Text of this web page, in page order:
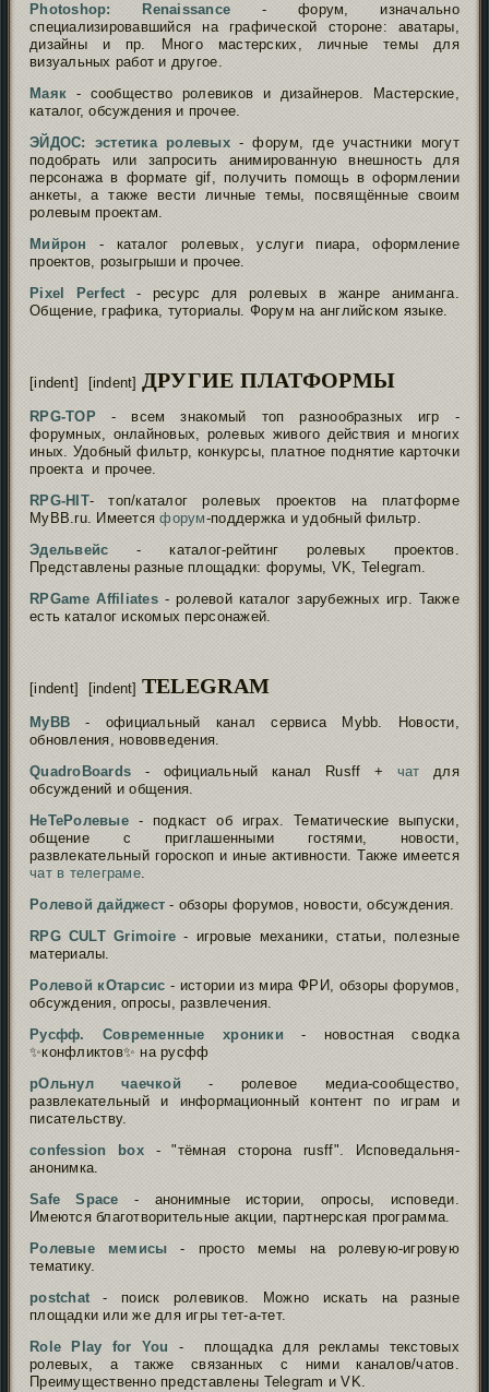
Photoshop: Renaissance - форум, изначально
специализировавшийся на графической стороне: аватары,
дизайны и пр. Много мастерских, личные темы для
визуальных работ и другое.
Маяк - сообщество ролевиков и дизайнеров. Мастерские,
каталог, обсуждения и прочее.
ЭЙДОС: эстетика ролевых- форум, где участники могут
подобрать или запросить анимированную внешность для
персонажа в формате gif, получить помощь в оформлении
анкеты, а также вести личные темы, посвящённые своим
ролевым проектам.
Мийрон
- каталог ролевых, услуги пиара, оформление
проектов, розыгрыши и прочее.
Pixel Perfect- ресурс для ролевых в жанре аниманга.
Общение, графика, туториалы. Форум на английском языке.
[indent] [indent] ДРУГИЕ ПЛАТФОРМЫ
RPG-TOP- всем знакомый топ разнообразных игр -
форумных, онлайновых, ролевых живого действия и многих
иных. Удобный фильтр, конкурсы, платное поднятие карточки
проекта и прочее.
RPG-HIT- топ/каталог ролевых проектов на платформе
MyBB.ru. Имеетсяфорум-поддержка и удобный фильтр.
Эдельвейс - каталог-рейтинг ролевых проектов.
Представлены разные площадки: форумы, VK, Telegram.
RPGame Affiliates - ролевой каталог зарубежных игр. Также
есть каталог искомых персонажей.
[indent] [indent] TELEGRAM
MyBB - официальный канал сервиса Mybb. Новости,
обновления, нововведения.
QuadroBoards - официальный канал Rusff + чат для
обсуждений и общения.
НеТеРолевые- подкаст об играх. Тематические выпуски,
общение с приглашенными гостями, новости,
развлекательный гороскоп и иные активности. Также имеется
чат в телеграме.
Ролевой дайджест - обзоры форумов, новости, обсуждения.
RPG CULT Grimoire - игровые механики, статьи, полезные
материалы.
Ролевой кОтарсис - истории из мира ФРИ, обзоры форумов,
обсуждения, опросы, развлечения.
Русфф. Современные хроники- новостная сводка
✨конфликтов✨ на русфф
рОльнул чаечкой - ролевое медиа-сообщество,
развлекательный и информационный контент по играм и
писательству.
confession box- "тёмная сторона rusff". Исповедальня-
анонимка.
Safe Space - анонимные истории, опросы, исповеди.
Имеются благотворительные акции, партнерская программа.
Ролевые мемисы - просто мемы на ролевую-игровую
тематику.
postchat- поиск ролевиков. Можно искать на разные
площадки или же для игры тет-а-тет.
Role Play for You
- площадка для рекламы текстовых
ролевых, а также связанных с ними каналов/чатов.
Преимущественно представлены Telegram и VK.